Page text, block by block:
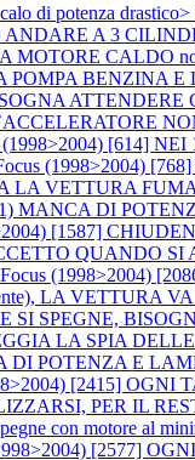
di potenza
A 3
CALDO
POMPA
(1998>2004) [614]
(1998>2004)
LA VETTURA
DI
[1587]
QUANDO
Focus (1998>2004)
LA VETTURA
SPEGNE,
LA SPIA
POTENZA E
[2415]
PER IL
con motore al
[2577]